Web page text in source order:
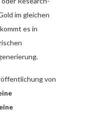
im gleichen
es in
von